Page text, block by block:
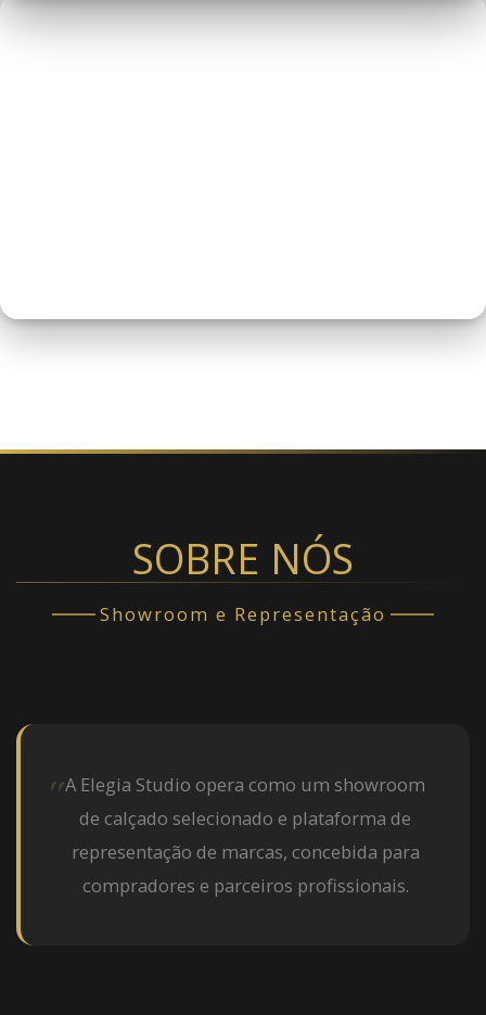
SOBRE NÓS
Showroom e Representação
A Elegia Studio opera como um showroom
de calçado selecionado e plataforma de
representação de marcas, concebida para
compradores e parceiros profissionais.